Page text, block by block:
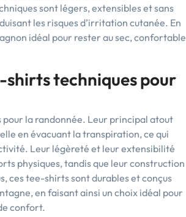
sont légers, extensibles et sans
les risques d’irritation cutanée. En
idéal pour rester au sec, confortable
shirts techniques pour
la randonnée. Leur principal atout
en évacuant la transpiration, ce qui
Leur légèreté et leur extensibilité
physiques, tandis que leur construction
ces tee-shirts sont durables et conçus
en faisant ainsi un choix idéal pour
confort.